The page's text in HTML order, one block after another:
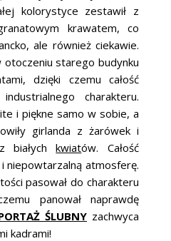
kolorystyce zestawił z
krawatem, co
ale również ciekawie.
otoczeniu starego budynku
dzięki czemu całość
charakteru.
i piękne samo w sobie, a
girlanda z żarówek i
z białychkwiatów. Całość
niepowtarzalną atmosferę.
pasował do charakteru
panował naprawdę
ŚLUBNY zachwyca
kadrami!